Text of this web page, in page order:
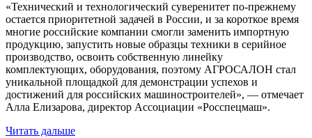
«Технический и технологический суверенитет по-прежнему
остается приоритетной задачей в России, и за короткое время
многие российские компании смогли заменить импортную
продукцию, запустить новые образцы техники в серийное
производство, освоить собственную линейку
комплектующих, оборудования, поэтому АГРОСАЛОН стал
уникальной площадкой для демонстрации успехов и
достижений для российских машиностроителей», — отмечает
Алла Елизарова, директор Ассоциации «Росспецмаш».
Читать дальше